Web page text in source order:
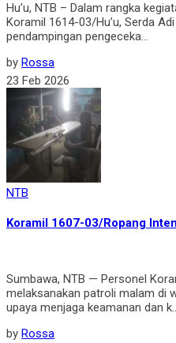
Hu’u, NTB – Dalam rangka
Koramil 1614-03/Hu’u, Serda
pendampingan pengeceka...
by Rossa
23 Feb 2026
NTB
‎Koramil 1607-03/Ropang
‎Sumbawa, NTB — Personel
melaksanakan patroli malam di
upaya menjaga keamanan dan
by Rossa